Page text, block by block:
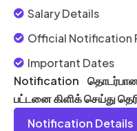
Salary Details
Official Notification
Important Dates
Notification
பட்டனை கிளிக் செய்து
Notification Details